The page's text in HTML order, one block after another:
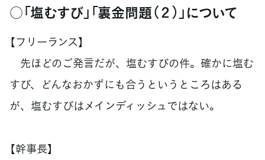
○「塩むすび」「裏金問題（２）」について
【フリーランス】
先ほどのご発言だが、塩むすびの件。確かに塩む
すび、どんなおかずにも合うというところはある
が、塩むすびはメインディッシュではない。
【幹事長】